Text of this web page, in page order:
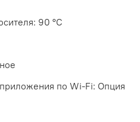
90 °С
по Wi-Fi: Опция